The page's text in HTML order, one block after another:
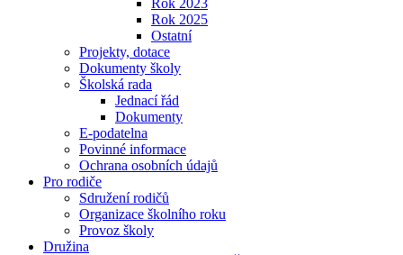
Rok 2023
Rok 2025
Ostatní
Projekty, dotace
Dokumenty školy
Školská rada
Jednací řád
Dokumenty
E-podatelna
Povinné informace
Ochrana osobních údajů
Pro rodiče
Sdružení rodičů
Organizace školního roku
Provoz školy
Družina